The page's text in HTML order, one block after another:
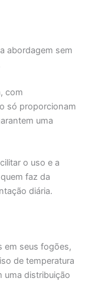
abordagem sem
com
só proporcionam
uma
o uso e a
faz da
diária.
em seus fogões,
de temperatura
uma distribuição